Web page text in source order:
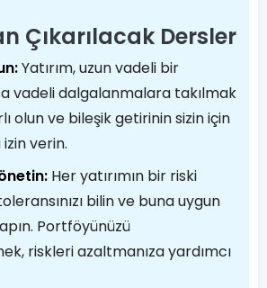
Çıkarılacak Dersler
Yatırım, uzun vadeli bir
vadeli dalgalanmalara takılmak
olun ve bileşik getirinin sizin için
izin verin.
Her yatırımın bir riski
bilin ve buna uygun
Portföyünüzü
riskleri azaltmanıza yardımcı